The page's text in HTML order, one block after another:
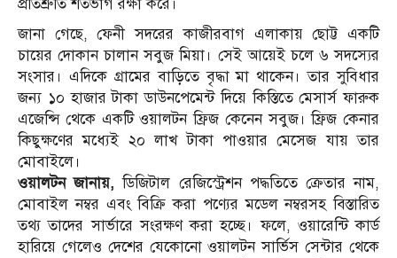
প্রতিশ্রুতি শতভাগ রক্ষা করে।
জানা গেছে, ফেনী সদরের কাজীরবাগ এলাকায় ছোট্ট একটি
চায়ের দোকান চালান সবুজ মিয়া। সেই আয়েই চলে ৬ সদস্যের
সংসার। এদিকে গ্রামের বাড়িতে বৃদ্ধা মা থাকেন। তার সুবিধার
জন্য ১০ হাজার টাকা ডাউনপেমেন্ট দিয়ে কিস্তিতে মেসার্স ফারুক
এজেন্সি থেকে একটি ওয়ালটন ফ্রিজ কেনেন সবুজ। ফ্রিজ কেনার
কিছুক্ষণের মধ্যেই ২০ লাখ টাকা পাওয়ার মেসেজ যায় তার
মোবাইলে।
ওয়ালটন জানায়, ডিজিটাল রেজিস্ট্রেশন পদ্ধতিতে ক্রেতার নাম,
মোবাইল নম্বর এবং বিক্রি করা পণ্যের মডেল নম্বরসহ বিস্তারিত
তথ্য তাদের সার্ভারে সংরক্ষণ করা হচ্ছে। ফলে, ওয়ারেন্টি কার্ড
হারিয়ে গেলেও দেশের যেকোনো ওয়ালটন সার্ভিস সেন্টার থেকে